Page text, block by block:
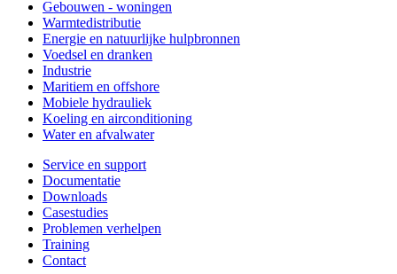
Gebouwen - woningen
Warmtedistributie
Energie en natuurlijke hulpbronnen
Voedsel en dranken
Industrie
Maritiem en offshore
Mobiele hydrauliek
Koeling en airconditioning
Water en afvalwater
Service en support
Documentatie
Downloads
Casestudies
Problemen verhelpen
Training
Contact